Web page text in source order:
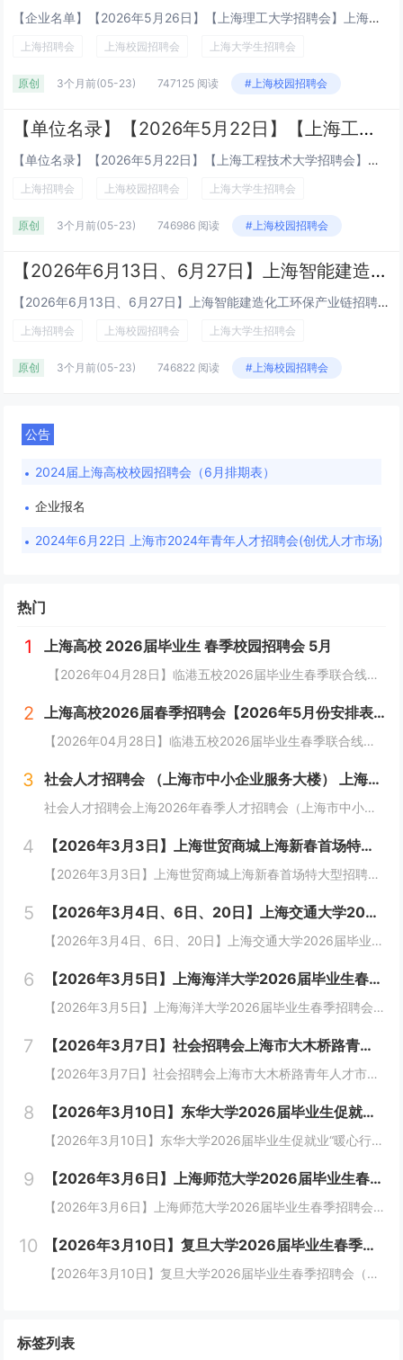
【企业名单】【2026年5月26日】【上海理工大学招聘会】上海理工大学2026届就业冲刺招聘会暨2027届实习招聘会上海理工大学2026届就业冲刺招聘会暨2027届实习招聘会招聘会时间:2026年5月26日(周二)13:30-16:00招聘...
上海招聘会 上海校园招聘会 上海大学生招聘会
原创 3个月前(05-23) 747125 阅读 #上海校园招聘会
【单位名录】【2026年5月22日】【上海工程技术大学招聘会】上海工程技术大学2026届毕业生招聘会暨少数民族专场就业、实习招聘会即将开始 ！
【单位名录】【2026年5月22日】【上海工程技术大学招聘会】上海工程技术大学2026届毕业生招聘会暨少数民族专场就业、实习招聘会即将开始 ！时间：2026年5月22日（周五）13:30-16:00地点：上海工程技术大学松江校区现代交通工程...
上海招聘会 上海校园招聘会 上海大学生招聘会
原创 3个月前(05-23) 746986 阅读 #上海校园招聘会
【2026年6月13日、6月27日】上海智能建造化工环保产业链招聘会（上海市中小企业服务大楼）
【2026年6月13日、6月27日】上海智能建造化工环保产业链招聘会（上海市中小企业服务大楼） 招聘会主题：2026年上海智能建造化工环保产业链招聘会（土木工程、建筑建材、装潢设计、环境环保、化工化学） &n...
上海招聘会 上海校园招聘会 上海大学生招聘会
原创 3个月前(05-23) 746822 阅读 #上海校园招聘会
公告
2024届上海高校校园招聘会（6月排期表）
企业报名
2024年6月22日 上海市2024年青年人才招聘会(创优人才市场)（上海市中小企业服务大楼）
热门
1 上海高校 2026届毕业生 春季校园招聘会 5月
【2026年04月28日】临港五校2026届毕业生春季联合线下招聘会（电机、海事、海洋、电力、建桥）（4.28）线下计划招募300家〖招聘会时间〗2026年04月28日（星期二） 13：00~15：30〖招聘会地点〗上海电机学院...
2 上海高校2026届春季招聘会【2026年5月份安排表】
【2026年04月28日】临港五校2026届毕业生春季联合线下招聘会（电机、海事、海洋、电力、建桥）（4.28）线下计划招募300家〖招聘会时间〗2026年04月28日（星期二） 13：00~15：30〖招聘会地点〗上海电机学院临港校区体育...
3 社会人才招聘会 （上海市中小企业服务大楼） 上海人才市场招聘会排期表 2026年春季
社会人才招聘会上海2026年春季人才招聘会（上海市中小企业服务大楼） 招聘会主题：上海2026年春季青年人才招聘会（上海市中小企业服务大楼）上海人才市场招聘会时间： 诚邀涉及以下...
4 【2026年3月3日】上海世贸商城上海新春首场特大型招聘会暨长三角地区人才招聘会
【2026年3月3日】上海世贸商城上海新春首场特大型招聘会暨长三角地区人才招聘会 新年超大规模3月3日 上海大型招聘会暨长三角地区人才招聘会60所上海高校联合校园招聘会1200家企业—3万毕业生到现场2026年3月3日60所上海高...
5 【2026年3月4日、6日、20日】上海交通大学2026届毕业生春季招聘会
【2026年3月4日、6日、20日】上海交通大学2026届毕业生春季招聘会 为贯彻落实党中央、国务院决策部署，进一步促进毕业生更高质量充分就业，学校计划于2026年03月04日、2026年03月06日、3月20日在闵行校区开展上海...
6 【2026年3月5日】上海海洋大学2026届毕业生春季招聘会
【2026年3月5日】上海海洋大学2026届毕业生春季招聘会企业参会邀请函TO：尊敬的各用人单位：衷心感谢贵单位对上海市高校毕业生就业工作的大力支持!2026届毕业季将至，为进一步推进2026届上海市高校毕业生高质量、深层次、多元化就业，现...
7 【2026年3月7日】社会招聘会上海市大木桥路青年人才市场 春季综合人才招聘会
【2026年3月7日】社会招聘会上海市大木桥路青年人才市场 春季综合人才招聘会 上海市2026年青年招聘会(创优市场) 尊敬的用人单位： 为积极引导上海市青...
8 【2026年3月10日】东华大学2026届毕业生促就业“暖心行动”春季招聘会（松江校区）
【2026年3月10日】东华大学2026届毕业生促就业“暖心行动”春季招聘会（松江校区）时间：2026年3月10日（星期二） 13:30~16:00地址：上海松江区松江大学城东华大学松江校区体育馆(广富林路2399号) “青春有为...
9 【2026年3月6日】上海师范大学2026届毕业生春季招聘会
【2026年3月6日】上海师范大学2026届毕业生春季招聘会 尊敬的用人单位:衷心感谢贵单位对我校毕业生就业工作的大力支持!为进一步做好我校毕业生就业工作，积极为企业和毕业生构建双向选择的桥梁。我校于2026年3月6日...
10 【2026年3月10日】复旦大学2026届毕业生春季招聘会（新工科专场）
【2026年3月10日】复旦大学2026届毕业生春季招聘会（新工科专场）邀请函尊敬的用人单位：为做好毕业生就业工作，促进我校毕业生充分高质量就业，并满足用人单位的招聘需求，我校定于2026年3月10日、2026年3月20日下午在复旦大学举办...
标签列表